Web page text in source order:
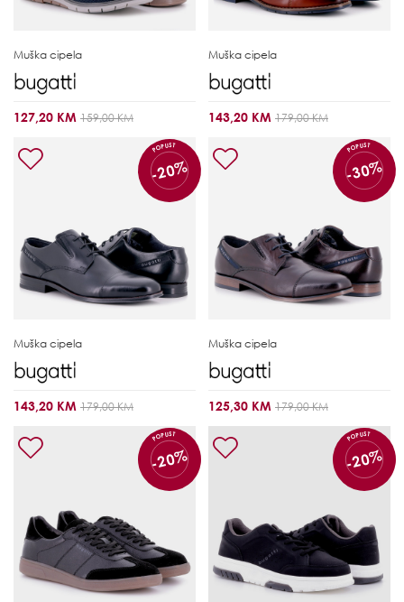
Muška cipela
127,20 KM 159,00 KM
Muška cipela
143,20 KM 179,00 KM
POPUST
-20%
Muška cipela
143,20 KM 179,00 KM
POPUST
-30%
Muška cipela
125,30 KM 179,00 KM
POPUST
-20%
POPUST
-20%